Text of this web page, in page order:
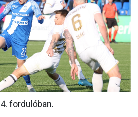
HÍREK
CSAPATOK
KLUB
GALÉRIA
ÉLMÉNYEK
fordulóban.